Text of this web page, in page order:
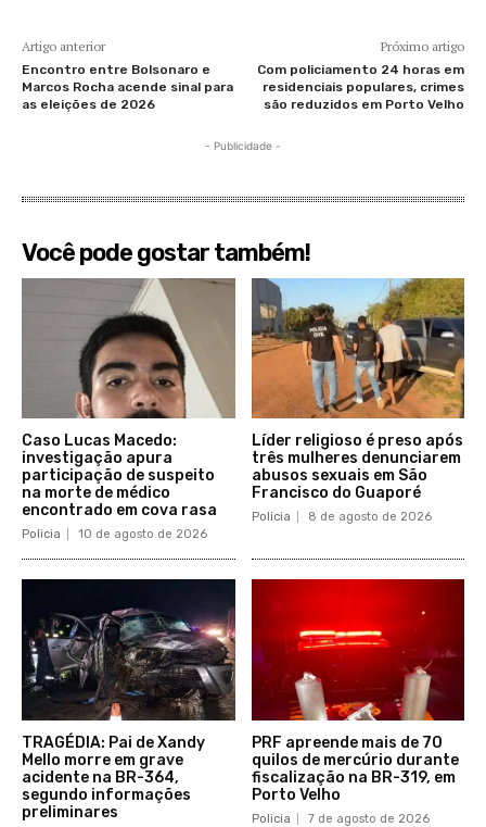
Artigo anterior
Encontro entre Bolsonaro e
Marcos Rocha acende sinal para
as eleições de 2026
Próximo artigo
Com policiamento 24 horas em
residenciais populares, crimes
são reduzidos em Porto Velho
- Publicidade -
Você pode gostar também!
Caso Lucas Macedo:
investigação apura
participação de suspeito
na morte de médico
encontrado em cova rasa
Policia 10 de agosto de 2026
Líder religioso é preso após
três mulheres denunciarem
abusos sexuais em São
Francisco do Guaporé
Policia 8 de agosto de 2026
TRAGÉDIA: Pai de Xandy
Mello morre em grave
acidente na BR-364,
segundo informações
preliminares
PRF apreende mais de 70
quilos de mercúrio durante
fiscalização na BR-319, em
Porto Velho
Policia 7 de agosto de 2026